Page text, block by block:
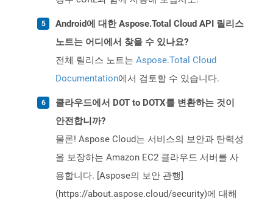
Android에 대한 Aspose.Total Cloud API 릴리스
노트는 어디에서 찾을 수 있나요?
전체 릴리스 노트는 Aspose.Total Cloud
Documentation에서 검토할 수 있습니다.
클라우드에서 DOT to DOTX를 변환하는 것이
안전합니까?
물론! Aspose Cloud는 서비스의 보안과 탄력성
을 보장하는 Amazon EC2 클라우드 서버를 사
용합니다. [Aspose의 보안 관행]
(https://about.aspose.cloud/security)에 대해